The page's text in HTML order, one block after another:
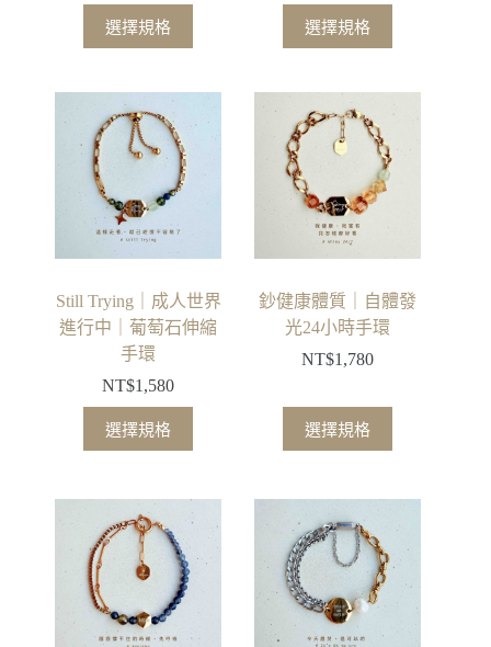
選擇規格 選擇規格
Still Trying｜成人世界
進行中｜葡萄石伸縮
手環
NT$1,580
選擇規格
鈔健康體質｜自體發
光24小時手環
NT$1,780
選擇規格